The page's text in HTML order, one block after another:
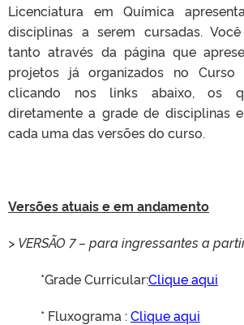
Licenciatura em Química
disciplinas a serem cursadas.
tanto através da página que
projetos já organizados no Curso
clicando nos links abaixo, os
diretamente a grade de disciplinas
cada uma das versões do curso.
Versões atuais e em andamento
> VERSÃO 7 – para ingressantes a
*Grade Curricular:Clique aqui
* Fluxograma :Clique aqui